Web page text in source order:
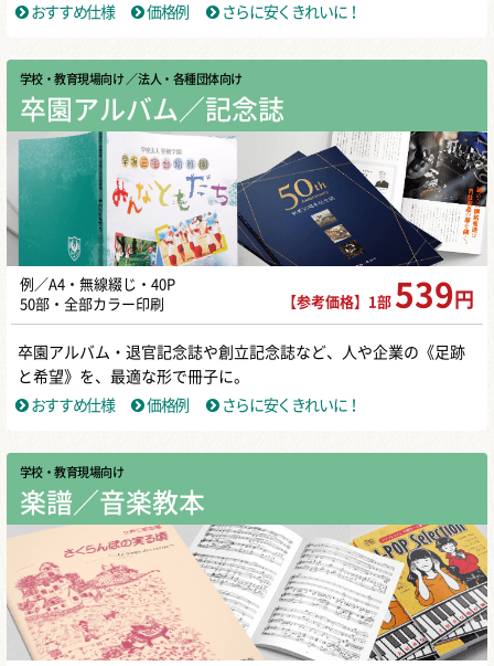
おすすめ仕様
価格例 さらに安くきれいに！
学校・教育現場向け ／ 法人・各種団体向け
卒園アルバム／記念誌
例／A4・無線綴じ・40P
50部・全部カラー印刷
【参考価格】1部 539 円
卒園アルバム・退官記念誌や創立記念誌など、人や企業の《足跡
と希望》を、最適な形で冊子に。
おすすめ仕様
価格例 さらに安くきれいに！
学校・教育現場向け
楽譜／音楽教本